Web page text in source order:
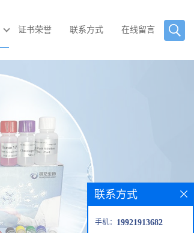
证书荣誉 联系方式 在线留言
联系方式
手机： 19921913682